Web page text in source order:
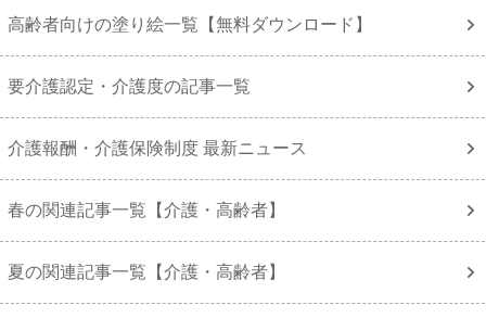
高齢者向けの塗り絵一覧【無料ダウンロード】
要介護認定・介護度の記事一覧
介護報酬・介護保険制度 最新ニュース
春の関連記事一覧【介護・高齢者】
夏の関連記事一覧【介護・高齢者】